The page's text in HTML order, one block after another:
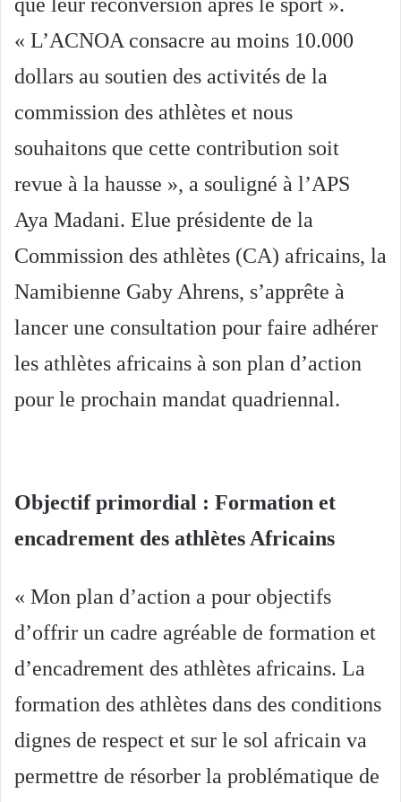
« L’ACNOA consacre au moins 10.000
dollars au soutien des activités de la
commission des athlètes et nous
souhaitons que cette contribution soit
revue à la hausse », a souligné à l’APS
Aya Madani. Elue présidente de la
Commission des athlètes (CA) africains, la
Namibienne Gaby Ahrens, s’apprête à
lancer une consultation pour faire adhérer
les athlètes africains à son plan d’action
pour le prochain mandat quadriennal.
Objectif primordial : Formation et
encadrement des athlètes Africains
« Mon plan d’action a pour objectifs
d’offrir un cadre agréable de formation et
d’encadrement des athlètes africains. La
formation des athlètes dans des conditions
dignes de respect et sur le sol africain va
permettre de résorber la problématique de